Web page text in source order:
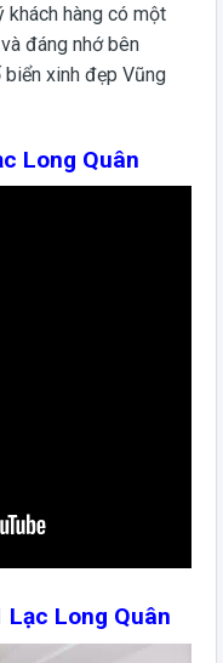
khách hàng có một
đáng nhớ bên
xinh đẹp Vũng
Long Quân
Long Quân